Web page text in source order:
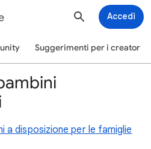
Accedi
Suggerimenti per i creator
a disposizione per le famiglie